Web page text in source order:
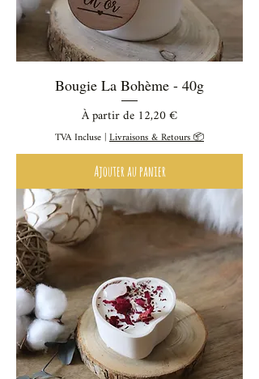
Bougie La Bohème - 40g
À partir de12,20 €
Prix promotionnel
TVA Incluse|Livraisons & Retours 📦
Ajouter au panier